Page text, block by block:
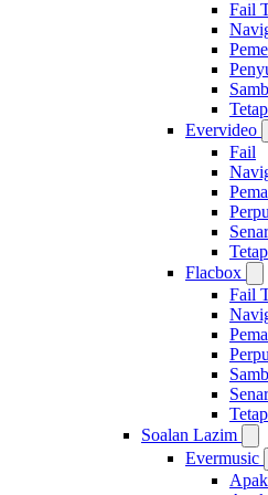
Fail
Evervideo
Fail
Flacbox
Fail
Soalan Lazim
Evermusic